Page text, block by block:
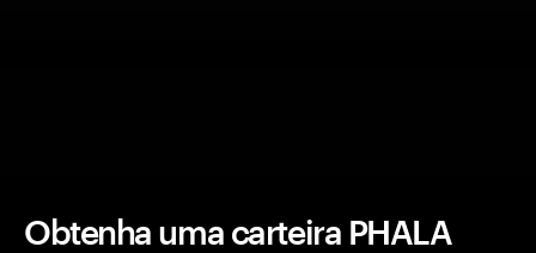
Obtenha uma carteira PHALA